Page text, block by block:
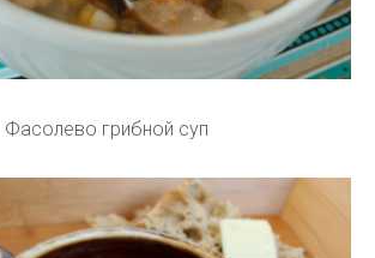
Фасолево грибной суп